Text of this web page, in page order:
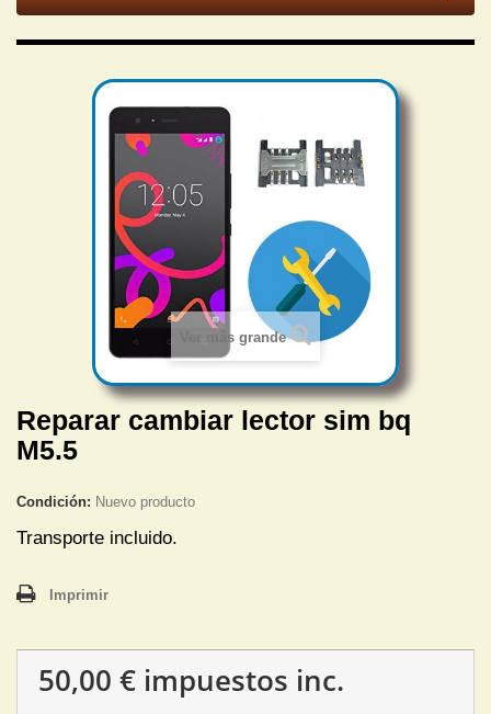
Ver más grande
Reparar cambiar lector sim bq
M5.5
Condición: Nuevo producto
Transporte incluido.
Imprimir
50,00 € impuestos inc.